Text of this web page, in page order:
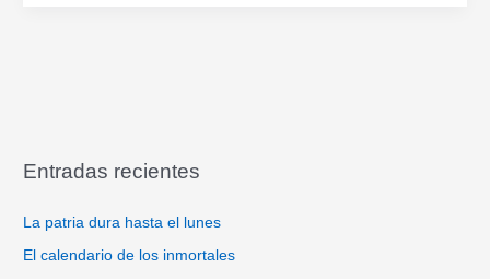
Entradas recientes
La patria dura hasta el lunes
El calendario de los inmortales